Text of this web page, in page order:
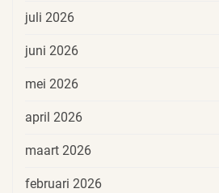
juli 2026
juni 2026
mei 2026
april 2026
maart 2026
februari 2026